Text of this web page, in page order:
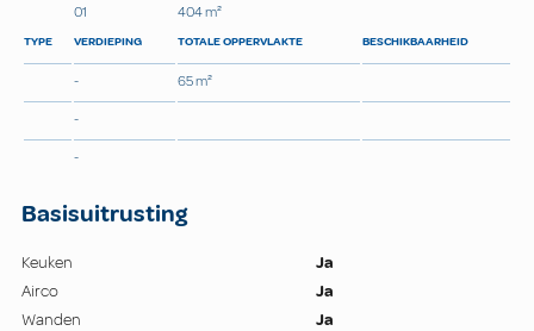
01 404 m²
TYPE VERDIEPING TOTALE OPPERVLAKTE BESCHIKBAARHEID
-
65 m²
-
-
Basisuitrusting
Keuken
Ja
Airco
Ja
Wanden
Ja